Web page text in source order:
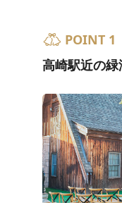
POINT 1
高崎駅近の緑